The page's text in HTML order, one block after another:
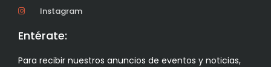
Instagram
Entérate:
Para recibir nuestros anuncios de eventos y noticias,